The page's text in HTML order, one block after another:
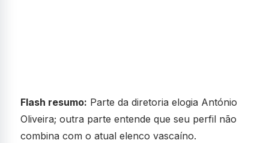
Flash resumo: Parte da diretoria elogia António
Oliveira; outra parte entende que seu perfil não
combina com o atual elenco vascaíno.